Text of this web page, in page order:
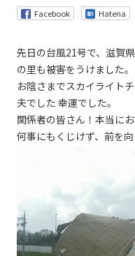
Facebook Hatena
先日の台風21号で、滋賀
の里も被害をうけました。
お陰さまでスカイライト
夫でした 幸運でした。
関係者の皆さん！本当にお
何事にもくじけず、前を